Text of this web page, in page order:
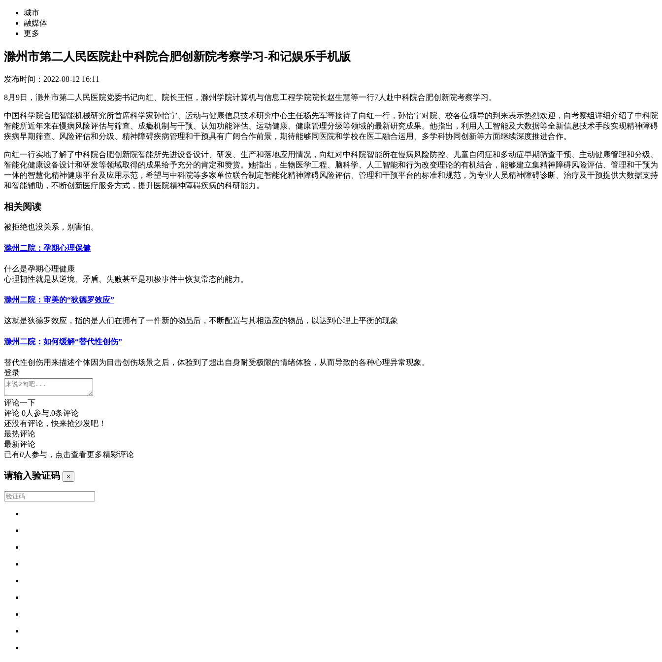
城市
融媒体
更多
滁州市第二人民医院赴中科院合肥创新院考察学习-和记娱乐手机版
发布时间：2022-08-12 16:11
8月9日，滁州市第二人民医院党委书记向红、院长王恒，滁州学院计算机与信息工程学院院长赵生慧等一行7人赴中科院合肥创新院考察学习。
中国科学院合肥智能机械研究所首席科学家孙怡宁、运动与健康信息技术研究中心主任杨先军等接待了向红一行，孙怡宁对院、校各位领导的到来表示热烈欢迎，向考察组详细介绍了中科院
智能所近年来在慢病风险评估与筛查、成瘾机制与干预、认知功能评估、运动健康、健康管理分级等领域的最新研究成果。他指出，利用人工智能及大数据等全新信息技术手段实现精神障碍
疾病早期筛查、风险评估和分级、精神障碍疾病管理和干预具有广阔合作前景，期待能够同医院和学校在医工融合运用、多学科协同创新等方面继续深度推进合作。
向红一行实地了解了中科院合肥创新院智能所先进设备设计、研发、生产和落地应用情况，向红对中科院智能所在慢病风险防控、儿童自闭症和多动症早期筛查干预、主动健康管理和分级、
智能化健康设备设计和研发等领域取得的成果给予充分的肯定和赞赏。她指出，生物医学工程、脑科学、人工智能和行为改变理论的有机结合，能够建立集精神障碍风险评估、管理和干预为
一体的智慧化精神健康平台及应用示范，希望与中科院等多家单位联合制定智能化精神障碍风险评估、管理和干预平台的标准和规范，为专业人员精神障碍诊断、治疗及干预提供大数据支持
和智能辅助，不断创新医疗服务方式，提升医院精神障碍疾病的科研能力。
相关阅读
被拒绝也没关系，别害怕。
滁州二院：孕期心理保健
什么是孕期心理健康
心理韧性就是从逆境、矛盾、失败甚至是积极事件中恢复常态的能力。
滁州二院：审美的“狄德罗效应”
这就是狄德罗效应，指的是人们在拥有了一件新的物品后，不断配置与其相适应的物品，以达到心理上平衡的现象
滁州二院：如何缓解“替代性创伤”
替代性创伤用来描述个体因为目击创伤场景之后，体验到了超出自身耐受极限的情绪体验，从而导致的各种心理异常现象。
登录
评论一下
评论 0人参与,0条评论
还没有评论，快来抢沙发吧！
最热评论
最新评论
已有0人参与，点击查看更多精彩评论
请输入验证码 ×